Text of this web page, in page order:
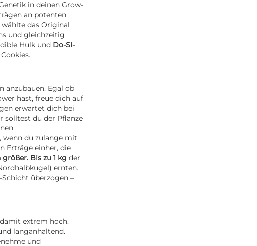
in deinen Grow-
an potenten
das Original
und gleichzeitig
Hulk und Do-Si-
anzubauen. Egal ob
hast, freue dich auf
erwartet dich bei
solltest du der Pflanze
wenn du zulange mit
Erträge einher, die
Bis zu 1 kg der
ernten.
überzogen –
extrem hoch.
langanhaltend.
und